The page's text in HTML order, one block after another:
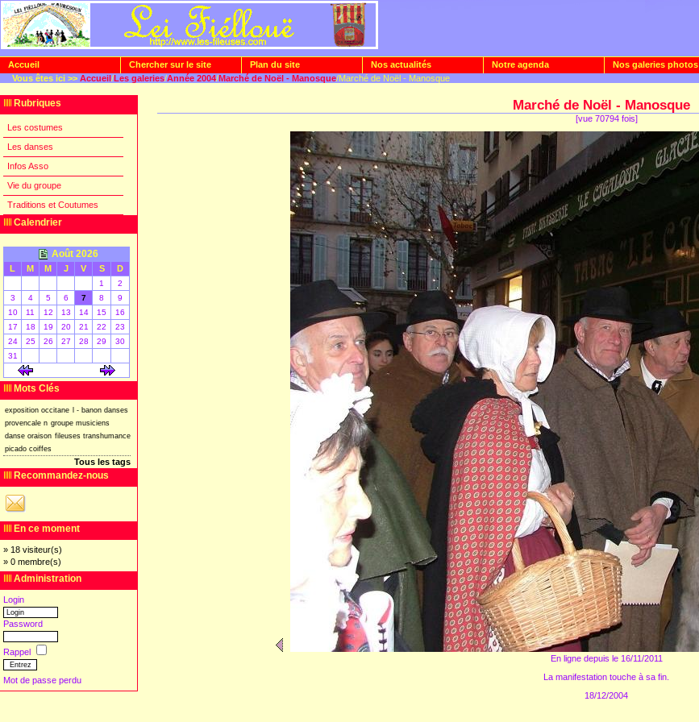
Accueil Chercher sur le site Plan du site Nos actualités Notre agenda Nos galeries photos
Vous êtes ici >> Accueil/Les galeries/Année 2004/Marché de Noël - Manosque/Marché de Noël - Manosque
Rubriques
Les costumes
Les danses
Infos Asso
Vie du groupe
Traditions et Coutumes
Calendrier
Août 2026
L M M J V S D
1
2
3
4 5 6 [7] 8
9
10
11 12 13 14 15
16
17
18 19 20 21 22
23
24
25 26 27 28 29
30
31
Mots Clés
exposition occitane - banon danses
provencale n groupe musiciens
danse oraison fileuses transhumance
picado coiffes
Tous les tags
Recommandez-nous
En ce moment
» 18 visiteur(s)
» 0 membre(s)
Administration
Login
Password
Rappel
Mot de passe perdu
Marché de Noël - Manosque
[vue 70794 fois]
En ligne depuis le 16/11/2011
La manifestation touche à sa fin.
18/12/2004